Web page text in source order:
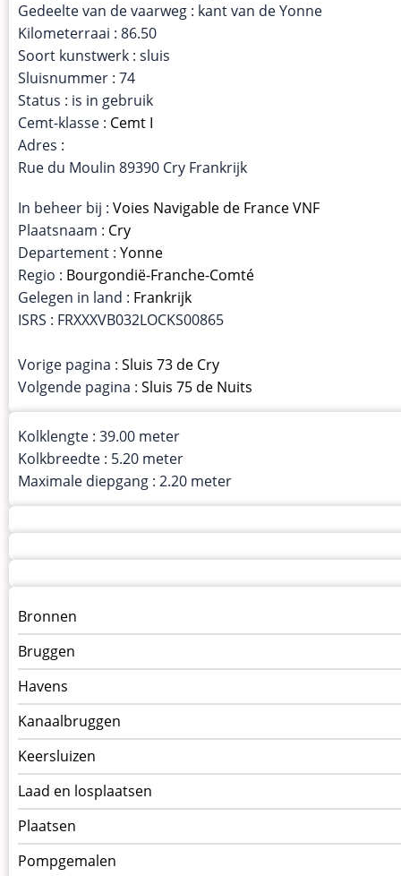
Gedeelte van de vaarweg : kant van de Yonne
Kilometerraai : 86.50
Soort kunstwerk : sluis
Sluisnummer : 74
Status : is in gebruik
Cemt-klasse : Cemt I
Adres :
Rue du Moulin 89390 Cry Frankrijk
In beheer bij : Voies Navigable de France VNF
Plaatsnaam : Cry
Departement : Yonne
Regio : Bourgondië-Franche-Comté
Gelegen in land : Frankrijk
ISRS : FRXXXVB032LOCKS00865
Vorige pagina : Sluis 73 de Cry
Volgende pagina : Sluis 75 de Nuits
Kolklengte : 39.00 meter
Kolkbreedte : 5.20 meter
Maximale diepgang : 2.20 meter
Menu
kunstwerken
op
kunstwerkpagina
Bronnen
Bruggen
Havens
Kanaalbruggen
Keersluizen
Laad en losplaatsen
Plaatsen
Pompgemalen